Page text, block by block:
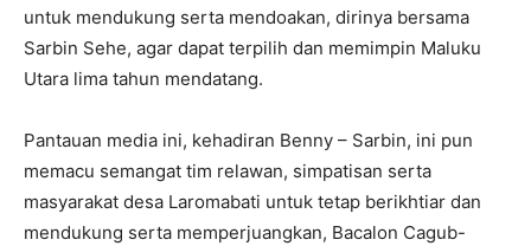
untuk mendukung serta mendoakan, dirinya bersama
Sarbin Sehe, agar dapat terpilih dan memimpin Maluku
Utara lima tahun mendatang.
Pantauan media ini, kehadiran Benny – Sarbin, ini pun
memacu semangat tim relawan, simpatisan serta
masyarakat desa Laromabati untuk tetap berikhtiar dan
mendukung serta memperjuangkan, Bacalon Cagub-